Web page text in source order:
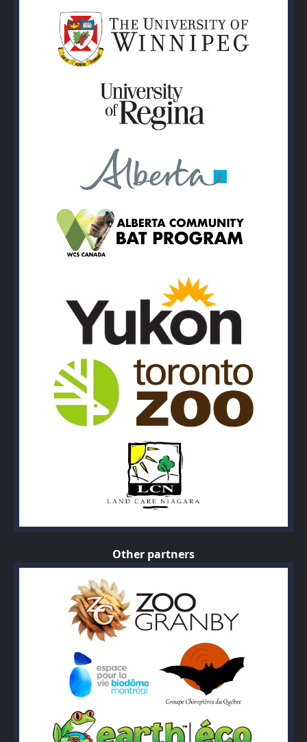
Other partners